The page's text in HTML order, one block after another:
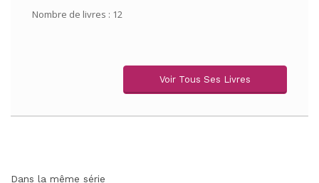
Nombre de livres : 12
Voir Tous Ses Livres
Dans la même série